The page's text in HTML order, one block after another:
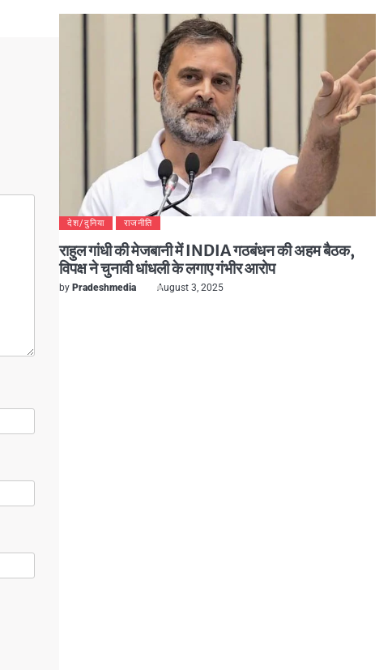
देश/दुनिया राजनीति
राहुल गांधी की मेजबानी में INDIA गठबंधन की अहम बैठक,
विपक्ष ने चुनावी धांधली के लगाए गंभीर आरोप
by Pradeshmedia August 3, 2025